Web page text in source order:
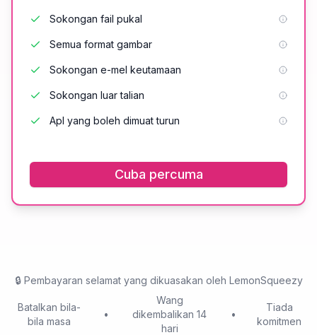
Sokongan fail pukal
Semua format gambar
Sokongan e-mel keutamaan
Sokongan luar talian
Apl yang boleh dimuat turun
Cuba percuma
🔒 Pembayaran selamat yang dikuasakan oleh LemonSqueezy
Batalkan bila-
bila masa
•
Wang
dikembalikan 14
hari
•
Tiada
komitmen